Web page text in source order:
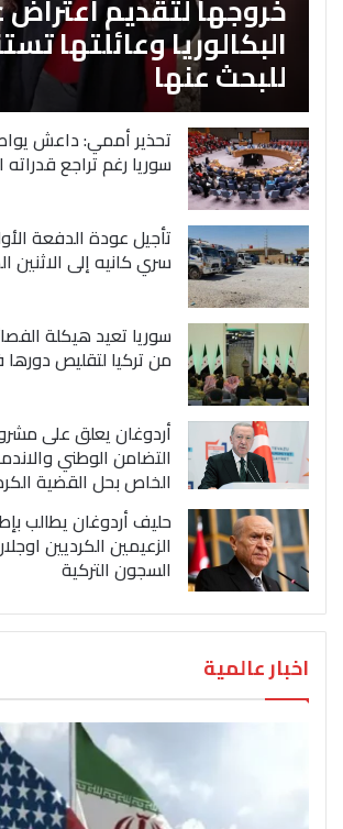
البكالوريا وعائلتها
للبحث عنها
تحذير أممي: داعش
سوريا رغم تراجع قدراته
تأجيل عودة الدفعة
سري كانيه إلى الاثنين
سوريا تعيد هيكلة
من تركيا لتقليص
أردوغان يعلق على
التضامن الوطني
الخاص بحل القضية
حليف أردوغان يطالب
الزعيمين الكرديين
السجون التركية
اخبار عالمية